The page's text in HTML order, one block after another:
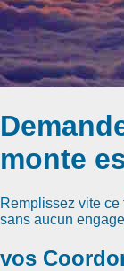
monte
Remplissez vite
sans aucun
vos